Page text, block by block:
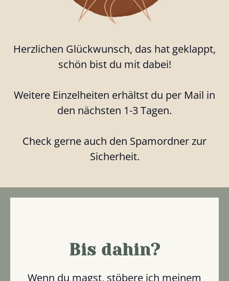
Herzlichen Glückwunsch, das hat geklappt,
schön bist du mit dabei!
Weitere Einzelheiten erhältst du per Mail in
den nächsten 1-3 Tagen.
Check gerne auch den Spamordner zur
Sicherheit.
Bis dahin?
Wenn du magst, stöbere ich meinem